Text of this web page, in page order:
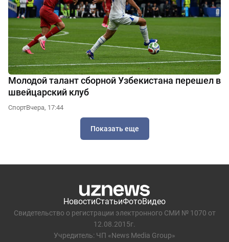
Молодой талант сборной Узбекистана перешел в
швейцарский клуб
СпортВчера, 17:44
Показать еще
НовостиСтатьиФотоВидео
Свидетельство о регистрации электронного СМИ № 1070 от
12.08.2015г.
Учредитель: ЧП «News Media Group»